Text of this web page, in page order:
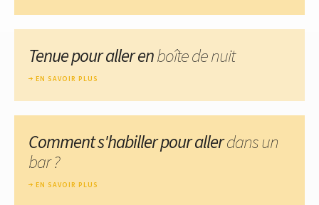
Tenue pour aller enboîte de nuit
EN SAVOIR PLUS
Comment s'habiller pour allerdans un
bar ?
EN SAVOIR PLUS